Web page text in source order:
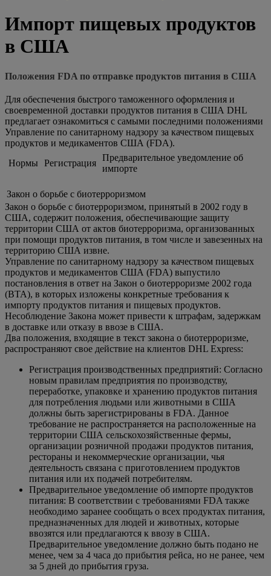
Импорт пищевых продуктов
в США
Положения FDA по отправке продуктов питания в США
Для обеспечения быстрого таможенного оформления и
своевременной доставки продуктов питания в США DHL
предлагает ознакомиться с самыми последними положениями
Управление по санитарному надзору за качеством пищевых
продуктов и медикаментов США (FDA).
Нормы
Регистрация
Предварительное уведомление об
импорте
Закон о борьбе с биотерроризмом
Закон о борьбе с биотерроризмом, принятый в 2002 году в
США, содержит положения, обеспечивающие защиту
территории США от актов биотерроризма, организованных
при помощи продуктов питания, в том числе и завезенных на
территорию США извне.
Управление по санитарному надзору за качеством пищевых
продуктов и медикаментов США (FDA) выпустило
постановления в ответ на Закон о биотерроризме 2002 года
(BTA), в которых изложены конкретные требования к
импорту продуктов питания и пищевых продуктов.
Несоблюдение Закона может привести к штрафам, задержкам
в доставке или отказу в ввозе в США.
Два положения, входящие в текст закона о биотерроризме,
распространяют свое действие на клиентов DHL Express:
Регистрация производственных предприятий: Согласно
новым правилам предприятия по производству,
переработке, упаковке и хранению продуктов питания
для потребления людьми или животными в США
должны быть зарегистрированы в FDA. Данное
требование не распространяется на расположенные на
территории США сельскохозяйственные фермы,
организации розничной продажи продуктов питания,
рестораны и некоммерческие организации, чья
деятельность связана с приготовлением продуктов
питания или их подачей потребителям.
Предварительное уведомление об импорте продуктов
питания: В соответствии с требованиями FDA также
необходимо заранее сообщать о всех продуктах питания,
предназначенных для людей и животных, которые
ввозятся или предлагаются к ввозу в США.
Предварительное уведомление должно быть подано не
менее, чем за 4 часа до прибытия рейса, но не ранее, чем
за 5 дней до прибытия груза.